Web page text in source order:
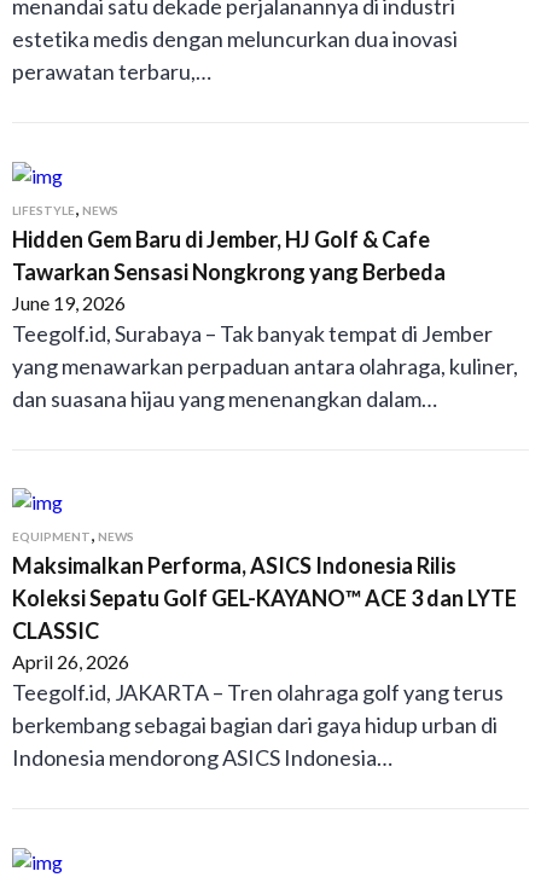
menandai satu dekade perjalanannya di industri
estetika medis dengan meluncurkan dua inovasi
perawatan terbaru,…
LIFESTYLE NEWS
Hidden Gem Baru di Jember, HJ Golf & Cafe
Tawarkan Sensasi Nongkrong yang Berbeda
June 19, 2026
Teegolf.id, Surabaya – Tak banyak tempat di Jember
yang menawarkan perpaduan antara olahraga, kuliner,
dan suasana hijau yang menenangkan dalam…
EQUIPMENT, NEWS
Maksimalkan Performa, ASICS Indonesia Rilis
Koleksi Sepatu Golf GEL-KAYANO™ ACE 3 dan LYTE
CLASSIC
April 26, 2026
Teegolf.id, JAKARTA – Tren olahraga golf yang terus
berkembang sebagai bagian dari gaya hidup urban di
Indonesia mendorong ASICS Indonesia…